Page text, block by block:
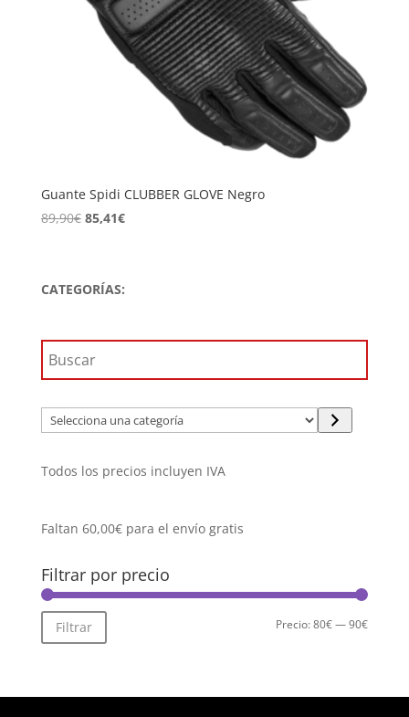
Guante Spidi CLUBBER GLOVE Negro
89,90€ El
era:
85,41€El
CATEGORÍAS:
Selecciona
una
Todos los precios incluyen IVA
Faltan 60,00€para el envío gratis
Filtrar por precio
Precio
Precio
Filtrar Precio:80€—90€